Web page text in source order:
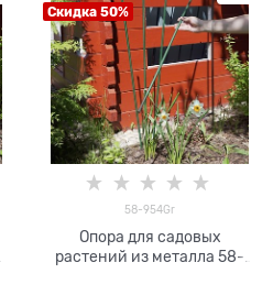
Скидка 50%
58-954Gr
Опора для садовых
растений из металла 58-